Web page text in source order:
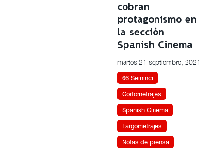
cobran
protagonismo en
la sección
Spanish Cinema
martes 21 septiembre, 2021
66 Seminci
Cortometrajes
Spanish Cinema
Largometrajes
Notas de prensa